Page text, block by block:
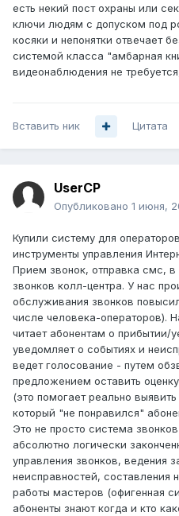
есть некий пост охраны или
ключи людям с допуском под
косяки и непонятки отвечает
системой класса "амбарная
видеонаблюдения не
Вставить ник Цитата
UserCP
Опубликовано 1 июня,
Купили систему для
инструменты управления
Прием звонок, отправка смс,
звонков колл-центра. У нас
обслуживания звонков
числе человека-операторов).
читает абонентам о прибытии/
уведомляет о событиях и
ведет голосование - путем
предложением оставить
(это помогает реально
который "не понравился"
Это не просто система
абсолютно логически
управления звонков, ведения
неисправностей, составления
работы мастеров (офигенная
абоненты знают когда и кто